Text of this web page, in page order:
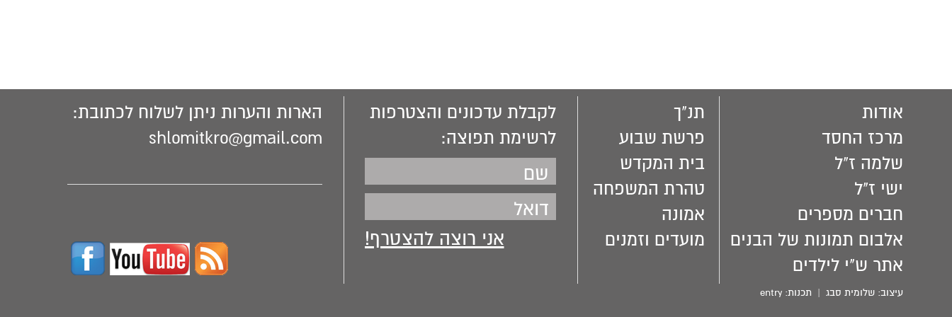
אודות
מרכז החסד
שלמה ז"ל
ישי ז"ל
חברים מספרים
אלבום תמונות של הבנים
אתר ש"י לילדים
תנ"ך
פרשת שבוע
בית המקדש
טהרת המשפחה
אמונה
מועדים וזמנים
לקבלת עדכונים והצטרפות
לרשימת תפוצה:
הארות והערות ניתן לשלוח לכתובת:
shlomitkro@gmail.com
עיצוב:שלומית סבג | תכנות:entry